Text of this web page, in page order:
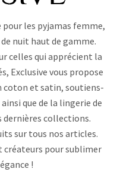
pour les pyjamas femme,
nuit haut de gamme.
celles qui apprécient la
Exclusive vous propose
coton et satin, soutiens-
que de la lingerie de
dernières collections.
sur tous nos articles.
créateurs pour sublimer
!